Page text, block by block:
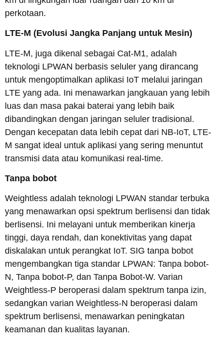
perkotaan.
LTE-M (Evolusi Jangka Panjang untuk Mesin)
LTE-M, juga dikenal sebagai Cat-M1, adalah
teknologi LPWAN berbasis seluler yang dirancang
untuk mengoptimalkan aplikasi IoT melalui jaringan
LTE yang ada. Ini menawarkan jangkauan yang lebih
luas dan masa pakai baterai yang lebih baik
dibandingkan dengan jaringan seluler tradisional.
Dengan kecepatan data lebih cepat dari NB-IoT, LTE-
M sangat ideal untuk aplikasi yang sering menuntut
transmisi data atau komunikasi real-time.
Tanpa bobot
Weightless adalah teknologi LPWAN standar terbuka
yang menawarkan opsi spektrum berlisensi dan tidak
berlisensi. Ini melayani untuk memberikan kinerja
tinggi, daya rendah, dan konektivitas yang dapat
diskalakan untuk perangkat IoT. SIG tanpa bobot
mengembangkan tiga standar LPWAN: Tanpa bobot-
N, Tanpa bobot-P, dan Tanpa Bobot-W. Varian
Weightless-P beroperasi dalam spektrum tanpa izin,
sedangkan varian Weightless-N beroperasi dalam
spektrum berlisensi, menawarkan peningkatan
keamanan dan kualitas layanan.